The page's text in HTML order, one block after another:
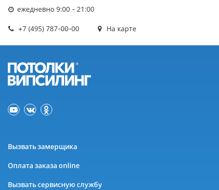
ежедневно 9:00 - 21:00
+7 (495) 787-00-00 На карте
Вызвать замерщика
Оплата заказа online
Вызвать сервисную службу